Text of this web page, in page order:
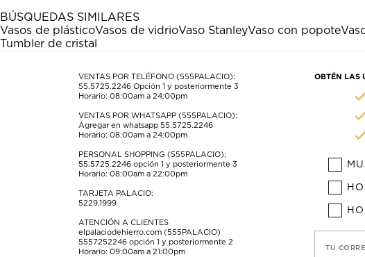
estrella
Esta
acción
abrirá
formulario
estrellas.
Esta
acción
abrirá
formulario
de
estrellas.
Esta
acción
formulario
de
estrellas.
Esta
acción
formulario
de
Esta
acción
formulario
de
envío.
BÚSQUEDAS SIMILARES
Vasos de plásticoVasos de vidrioVaso StanleyVaso con popote
Tumbler de cristal
VENTAS POR TELÉFONO (555PALACIO):
55.5725.2246 Opción 1 y posteriormente 3
Horario: 08:00am a 24:00pm
VENTAS POR WHATSAPP (555PALACIO):
Agregar en whatsapp 55.5725.2246
Horario: 08:00am a 24:00pm
PERSONAL SHOPPING (555PALACIO):
55.5725.2246 opción 1 y posteriormente 3
Horario: 08:00am a 22:00pm
TARJETA PALACIO:
5229.1999
ATENCIÓN A CLIENTES
elpalaciodehierro.com (555PALACIO)
5557252246 opción 1 y posteriormente 2
Horario: 09:00am a 21:00pm
OBTÉN LAS
TU